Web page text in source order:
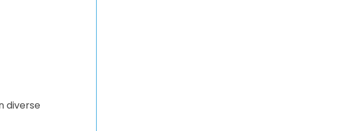
diverse